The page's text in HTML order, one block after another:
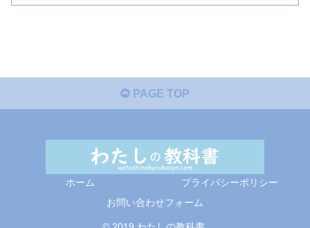
PAGE TOP
ホーム
プライバシーポリシー
お問い合わせフォーム